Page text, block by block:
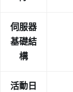
伺服器
基礎結
構
活動日